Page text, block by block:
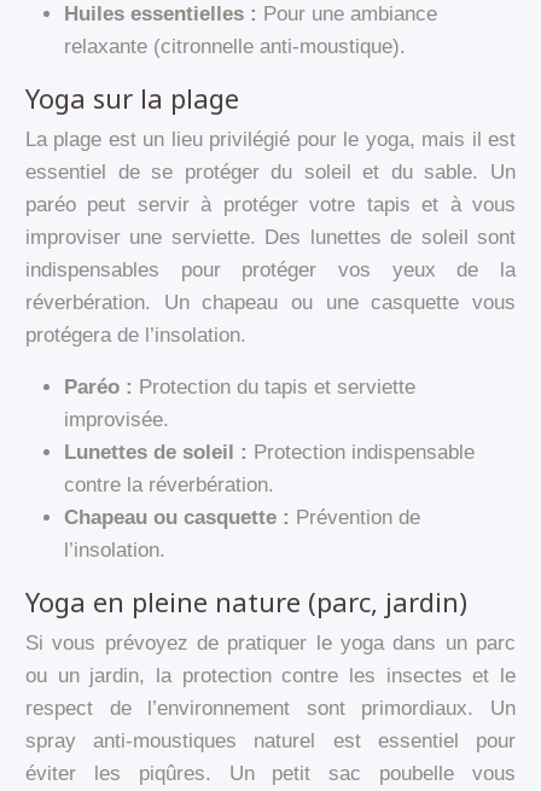
Huiles essentielles : Pour une ambiance
relaxante (citronnelle anti-moustique).
Yoga sur la plage
La plage est un lieu privilégié pour le yoga, mais il est
essentiel de se protéger du soleil et du sable. Un
paréo peut servir à protéger votre tapis et à vous
improviser une serviette. Des lunettes de soleil sont
indispensables pour protéger vos yeux de la
réverbération. Un chapeau ou une casquette vous
protégera de l’insolation.
Paréo : Protection du tapis et serviette
improvisée.
Lunettes de soleil : Protection indispensable
contre la réverbération.
Chapeau ou casquette : Prévention de
l’insolation.
Yoga en pleine nature (parc, jardin)
Si vous prévoyez de pratiquer le yoga dans un parc
ou un jardin, la protection contre les insectes et le
respect de l’environnement sont primordiaux. Un
spray anti-moustiques naturel est essentiel pour
éviter les piqûres. Un petit sac poubelle vous